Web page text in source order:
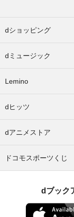
dショッピング
dミュージック
Lemino
dヒッツ
dアニメストア
ドコモスポーツくじ
dブック